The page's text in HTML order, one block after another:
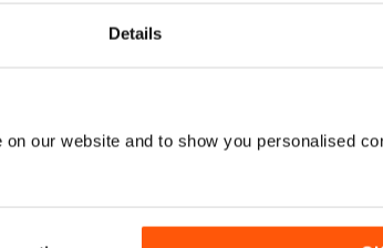
Details
our website and to show you personalised
May 2026